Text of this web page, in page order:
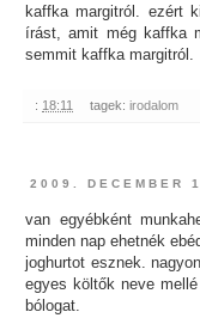
kaffka margitról. ezért
írást, amit még kaffka
semmit kaffka margitról.
: 18:11 tagek: irodalom
2009. DECEMBER
van egyébként
minden nap ehetnék
joghurtot esznek.
egyes költők neve
bólogat.